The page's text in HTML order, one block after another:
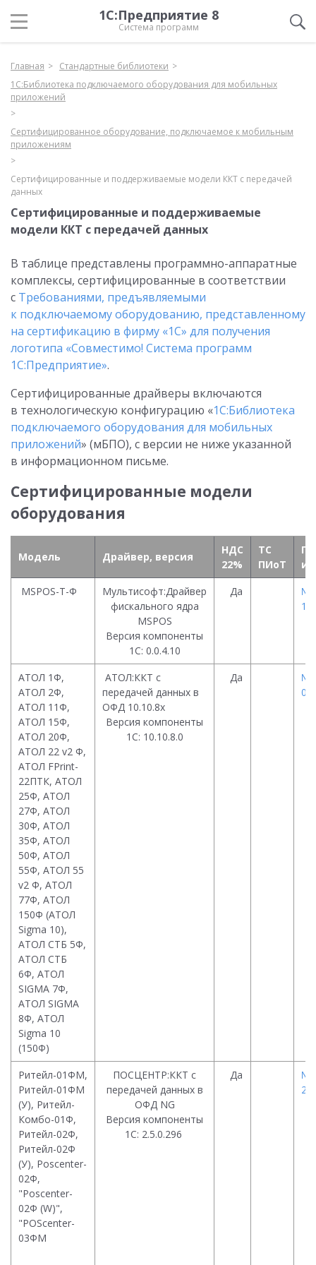
1С:Предприятие 8
Система программ
Главная
Стандартные библиотеки
1С:Библиотека подключаемого оборудования для мобильных
приложений
Сертифицированное оборудование, подключаемое к мобильным
приложениям
Сертифицированные и поддерживаемые модели ККТ с передачей
данных
Сертифицированные и поддерживаемые
модели ККТ с передачей данных
В таблице представлены программно-аппаратные
комплексы, сертифицированные в соответствии
с Требованиями, предъявляемыми
к подключаемому оборудованию, представленному
на сертификацию в фирму «1С» для получения
логотипа «Совместимо! Система программ
1С:Предприятие».
Сертифицированные драйверы включаются
в технологическую конфигурацию «1С:Библиотека
подключаемого оборудования для мобильных
приложений» (мБПО), с версии не ниже указанной
в информационном письме.
Сертифицированные модели
оборудования
Модель Драйвер, версия
НДС
22%
ТС
ПИоТ
MSPOS-Т-Ф
Мультисофт:Драйвер
фискального ядра
MSPOS
Версия компоненты
1С: 0.0.4.10
Да
№
АТОЛ 1Ф,
АТОЛ 2Ф,
АТОЛ 11Ф,
АТОЛ 15Ф,
АТОЛ 20Ф,
АТОЛ 22 v2 Ф,
АТОЛ FPrint-
22ПТК, АТОЛ
25Ф, АТОЛ
27Ф, АТОЛ
30Ф, АТОЛ
35Ф, АТОЛ
50Ф, АТОЛ
55Ф, АТОЛ 55
v2 Ф, АТОЛ
77Ф, АТОЛ
150Ф (АТОЛ
Sigma 10),
АТОЛ СТБ 5Ф,
АТОЛ СТБ
6Ф, АТОЛ
SIGMA 7Ф,
АТОЛ SIGMA
8Ф, АТОЛ
Sigma 10
(150Ф)
АТОЛ:ККТ с
передачей данных в
ОФД 10.10.8х
Версия компоненты
1С: 10.10.8.0
Да
№
Ритейл-01ФМ,
Ритейл-01ФМ
(У), Ритейл-
Комбо-01Ф,
Ритейл-02Ф,
Ритейл-02Ф
(У), Poscenter-
02Ф,
"Poscenter-
02Ф (W)",
"POScenter-
03ФМ
ПОСЦЕНТР:ККТ с
передачей данных в
ОФД NG
Версия компоненты
1С: 2.5.0.296
Да
№